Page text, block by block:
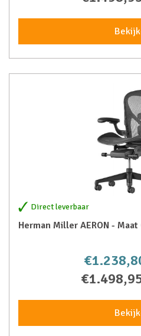
Direct leverbaar
Herman Miller AERON - Maat